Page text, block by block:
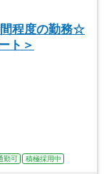
間程度の勤務☆
ト＞
勤可 積極採用中